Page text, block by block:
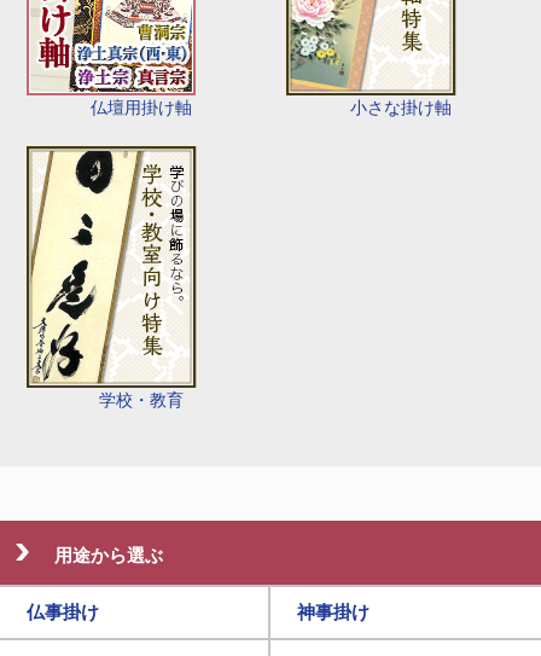
仏壇用掛け軸 小さな掛け軸
学校・教育
用途から選ぶ
仏事掛け 神事掛け